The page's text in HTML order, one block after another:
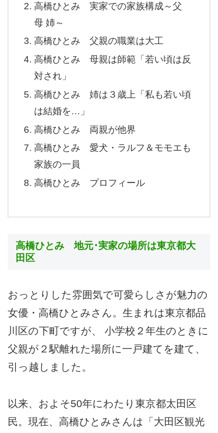
高橋ひとみ 実家での家族構成～父
母 姉～
高橋ひとみ 父親の職業は大工
高橋ひとみ 母親は師範「若い頃は反
対され」
高橋ひとみ 姉は３歳上「私も若い頃
は結婚を…」
高橋ひとみ 両親が他界
高橋ひとみ 愛犬・ラルフ＆モモエも
家族の一員
高橋ひとみ プロフィール
高橋ひとみ 地元･実家の場所は東京都大
田区
おっとりした雰囲気で可愛らしさが魅力の
女優・高橋ひとみさん。生まれは東京都品
川区の下町ですが、 小学校２年生のときに
父親が２駅離れた場所に一戸建てを建て、
引っ越しました。
以来、およそ50年にわたり東京都太田区
民。現在、高橋ひとみさんは「大田区観光